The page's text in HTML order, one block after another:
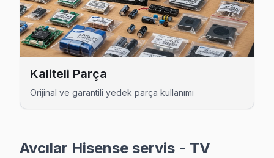
· Hisense fabrika servis sertifikası
· Orijinal ve OEM yedek parça tedarikçisi
· 2010'dan günümüze tüm Hisense modelleri
Avcılar Servis İstatistikleri
· Müşteri memnuniyeti%96
Kaliteli Parça
Orijinal ve garantili yedek parça kullanımı
Avcılar Hisense servis - TV